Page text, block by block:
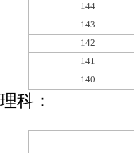
144
143
142
141
140
理科：